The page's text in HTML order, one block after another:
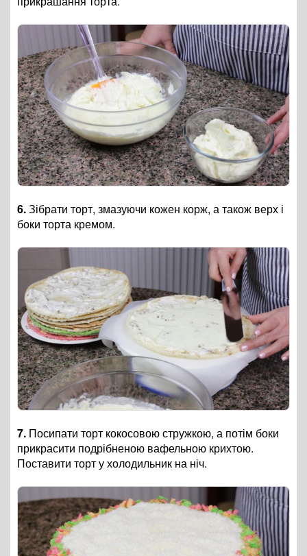
6.Зібрати торт, змазуючи кожен корж, а також верх і
боки торта кремом.
7. Посипати торт кокосовою стружкою, а потім боки
прикрасити подрібненою вафельною крихтою.
Поставити торт у холодильник на ніч.